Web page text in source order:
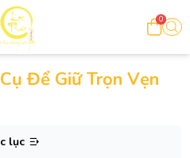
0
Để Giữ Trọn Vẹn
lục